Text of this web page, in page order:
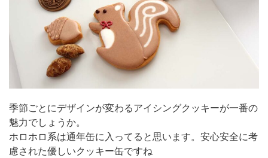
季節ごとにデザインが変わるアイシングクッキーが一番の
魅力でしょうか。
ホロホロ系は通年缶に入ってると思います。安心安全に考
慮された優しいクッキー缶ですね